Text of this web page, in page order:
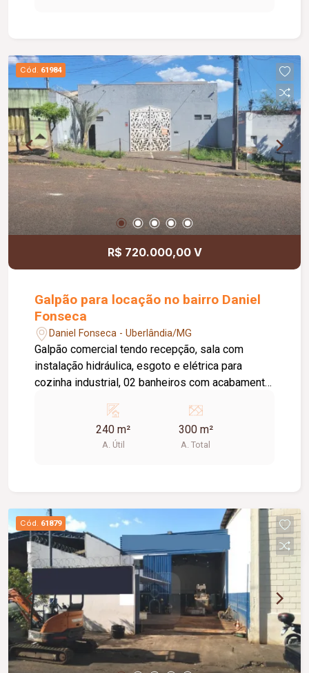
Cód. 61984
R$ 720.000,00 V
Galpão para locação no bairro Daniel
Fonseca
Daniel Fonseca - Uberlândia/MG
Galpão comercial tendo recepção, sala com
instalação hidráulica, esgoto e elétrica para
cozinha industrial, 02 banheiros com acabamento
amplo com piso em granito e iluminação, varanda
com churrasqueira e bancada, jardim,
estacionamento frontal.
240 m²
A. Útil
300 m²
A. Total
Cód. 61879